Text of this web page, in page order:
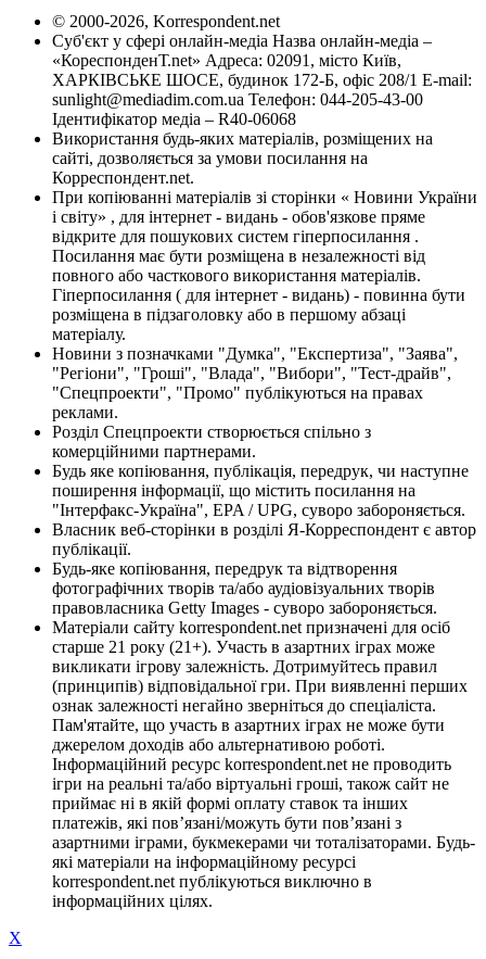
© 2000-2026, Korrespondent.net
Суб'єкт у сфері онлайн-медіа Назва онлайн-медіа –
«КореспонденТ.net» Адреса: 02091, місто Київ,
ХАРКІВСЬКЕ ШОСЕ, будинок 172-Б, офіс 208/1 E-mail:
sunlight@mediadim.com.ua Телефон: 044-205-43-00
Ідентифікатор медіа – R40-06068
Використання будь-яких матеріалів, розміщених на
сайті, дозволяється за умови посилання на
Корреспондент.net.
При копіюванні матеріалів зі сторінки « Новини України
і світу» , для інтернет - видань - обов'язкове пряме
відкрите для пошукових систем гіперпосилання .
Посилання має бути розміщена в незалежності від
повного або часткового використання матеріалів.
Гіперпосилання ( для інтернет - видань) - повинна бути
розміщена в підзаголовку або в першому абзаці
матеріалу.
Новини з позначками "Думка", "Експертиза", "Заява",
"Регіони", "Гроші", "Влада", "Вибори", "Тест-драйв",
"Спецпроекти", "Промо" публікуються на правах
реклами.
Розділ Спецпроекти створюється спільно з
комерційними партнерами.
Будь яке копіювання, публікація, передрук, чи наступне
поширення інформації, що містить посилання на
"Інтерфакс-Україна", EPA / UPG, суворо забороняється.
Власник веб-сторінки в розділі Я-Корреспондент є автор
публікації.
Будь-яке копіювання, передрук та відтворення
фотографічних творів та/або аудіовізуальних творів
правовласника Getty Images - суворо забороняється.
Матеріали сайту korrespondent.net призначені для осіб
старше 21 року (21+). Участь в азартних іграх може
викликати ігрову залежність. Дотримуйтесь правил
(принципів) відповідальної гри. При виявленні перших
ознак залежності негайно зверніться до спеціаліста.
Пам'ятайте, що участь в азартних іграх не може бути
джерелом доходів або альтернативою роботі.
Інформаційний ресурс korrespondent.net не проводить
ігри на реальні та/або віртуальні гроші, також сайт не
приймає ні в якій формі оплату ставок та інших
платежів, які пов’язані/можуть бути пов’язані з
азартними іграми, букмекерами чи тоталізаторами. Будь-
які матеріали на інформаційному ресурсі
korrespondent.net публікуються виключно в
інформаційних цілях.
X